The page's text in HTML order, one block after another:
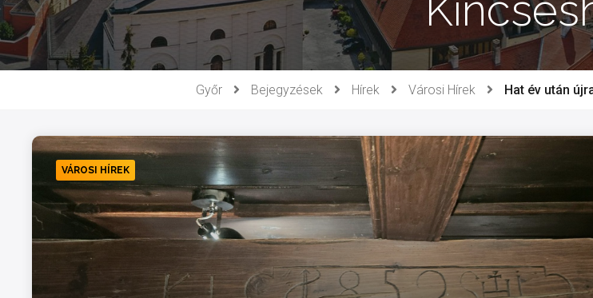
Győr Bejegyzések Hírek Városi Hírek Hat év után
VÁROSI HÍREK